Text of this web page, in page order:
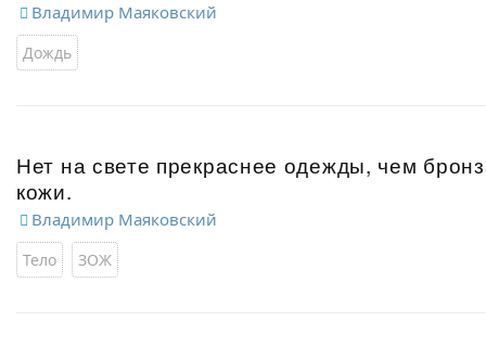
Владимир Маяковский
Дождь
Нет на свете прекраснее одежды, чем
кожи.
Владимир Маяковский
Тело ЗОЖ